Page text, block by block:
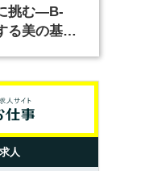
挑む―B-
る美の基準
人